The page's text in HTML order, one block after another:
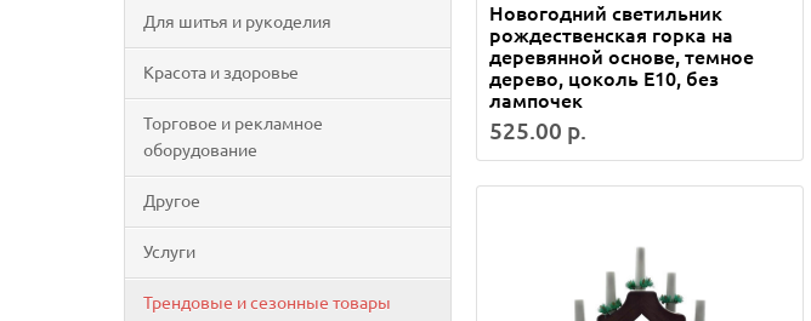
Для шитья и рукоделия
Красота и здоровье
Торговое и рекламное
оборудование
Другое
Услуги
Трендовые и сезонные товары
Новогодний светильник
рождественская горка на
деревянной основе, темное
дерево, цоколь Е10, без
лампочек
525.00 р.